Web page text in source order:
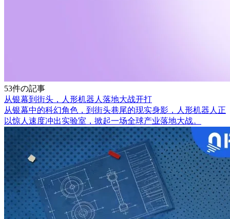
53件の記事
从银幕到街头，人形机器人落地大战开打
从银幕中的科幻角色，到街头巷尾的现实身影，人形机器人正
以惊人速度冲出实验室，掀起一场全球产业落地大战。